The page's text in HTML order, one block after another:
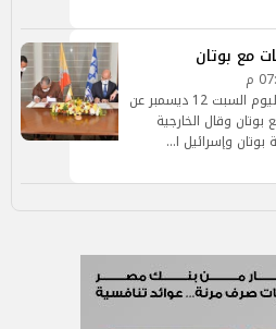
مع بوتان
أعلنت وزارة الخارجية الإسرائيلية اليوم السبت 12 ديسمبر عن
بوتان وقال الخارجية
وإسرائيل ا…